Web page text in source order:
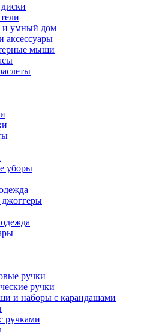
и умный дом
аксессуары
мыши
уборы
ручки
ручки
и наборы с карандашами
ручками